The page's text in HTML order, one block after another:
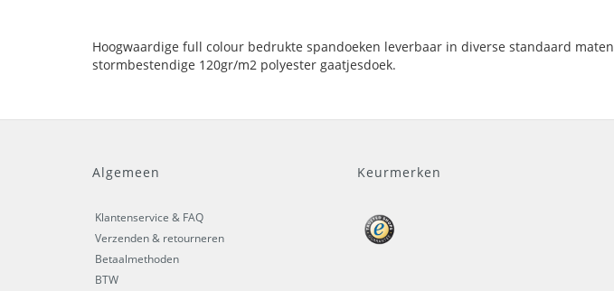
Hoogwaardige full colour bedrukte spandoeken leverbaar in diverse standaard
stormbestendige 120gr/m2 polyester gaatjesdoek.
Algemeen
Klantenservice & FAQ
Verzenden & retourneren
Betaalmethoden
BTW
Keurmerken